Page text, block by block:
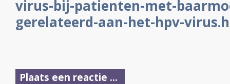
virus-bij-patienten-met-
gerelateerd-aan-het-hpv-
Plaats een reactie ...